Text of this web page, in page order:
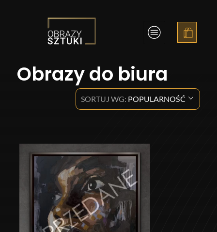
Obrazy do biura
SORTUJ WG: POPULARNOŚĆ